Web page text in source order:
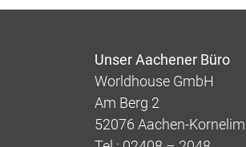
Unser Aachener Büro
Worldhouse GmbH
Am Berg 2
52076 Aachen-